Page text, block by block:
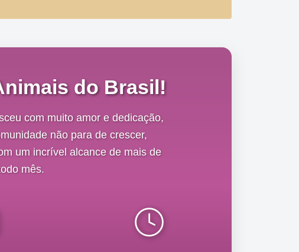
do Brasil!
com muito amor e dedicação,
não para de crescer,
um incrível alcance de mais de
mês.